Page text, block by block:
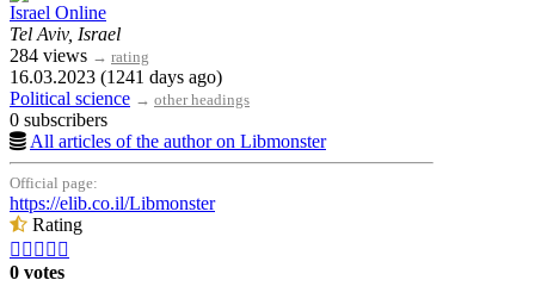
Israel Online
Tel Aviv, Israel
284 views → rating
16.03.2023 (1241 days ago)
Political science → other headings
0 subscribers
All articles of the author on Libmonster
Official page:
https://elib.co.il/Libmonster
Rating
    
0 votes